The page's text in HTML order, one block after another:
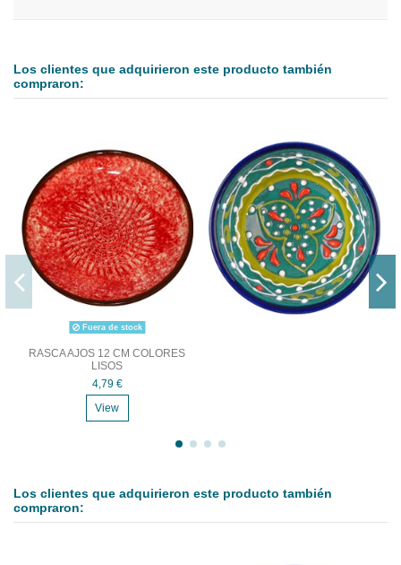
Los clientes que adquirieron este producto también
compraron:
Fuera de stock
RASCA AJOS 12 CM COLORES
LISOS
4,79 €
View
Los clientes que adquirieron este producto también
compraron: